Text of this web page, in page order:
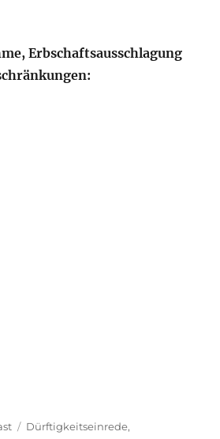
Erbschaftsausschlagung
Schlagwörter
Dürftigkeitseinrede,